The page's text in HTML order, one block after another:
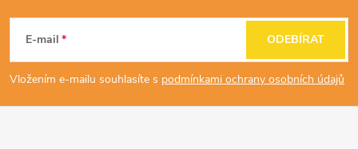
p
a
E-mail
Vložením e-mailu souhlasíte s podmínkami ochrany osobních údajů
ODEBÍRAT